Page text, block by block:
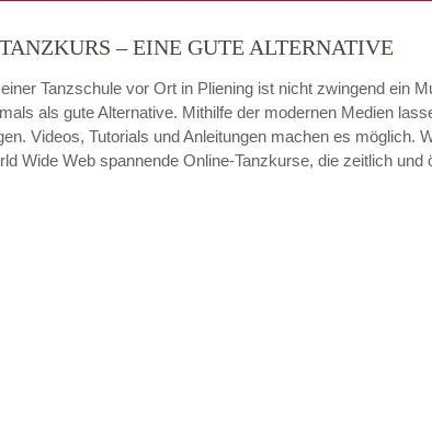
E-Mail*
– EINE GUTE ALTERNATIVE
Tanzschule vor Ort in Pliening ist nicht zwingend ein
als gute Alternative. Mithilfe der modernen Medien
Videos, Tutorials und Anleitungen machen es möglich.
Wide Web spannende Online-Tanzkurse, die zeitlich